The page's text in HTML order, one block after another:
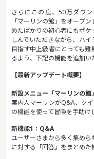
さらにこの度、50万ダウ
「マーリンの館」をオープ
めたばかりの初心者にもポ
しんでいただきながら、ハ
目指す中上級者にとっても
るよう、下記の機能を追加い
【最新アップデート概要】
新設メニュー「マーリンの館」
案内人マーリンがQ&A、ク
の機能を使って冒険を手助け
新機能1：Q&A
ユーザーさまから多く集め
に対する「回答」をまとめた